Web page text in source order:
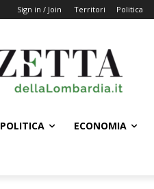
Sign in / Join Territori Politica
POLITICA ECONOMIA